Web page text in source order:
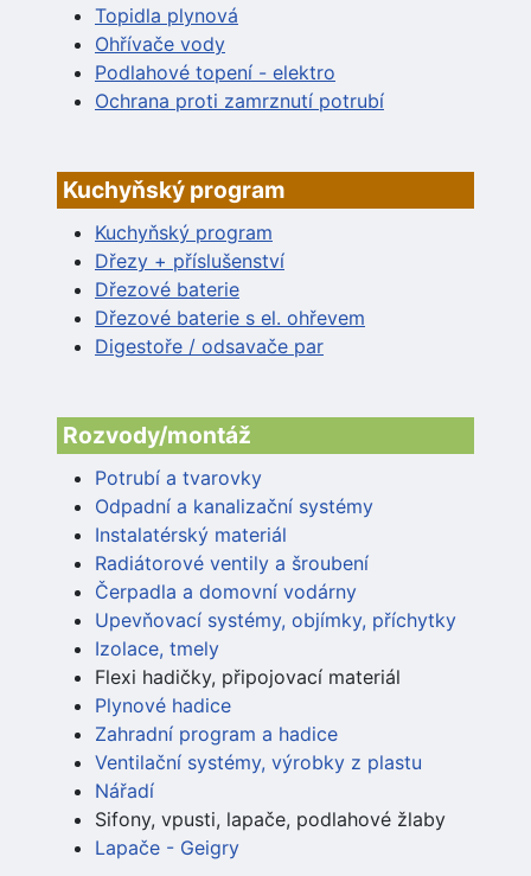
Topidla plynová
Ohřívače vody
Podlahové topení - elektro
Ochrana proti zamrznutí potrubí
Kuchyňský program
Kuchyňský program
Dřezy + příslušenství
Dřezové baterie
Dřezové baterie s el. ohřevem
Digestoře / odsavače par
Rozvody/montáž
Potrubí a tvarovky
Odpadní a kanalizační systémy
Instalatérský materiál
Radiátorové ventily a šroubení
Čerpadla a domovní vodárny
Upevňovací systémy, objímky, příchytky
Izolace, tmely
Flexi hadičky, připojovací materiál
Plynové hadice
Zahradní program a hadice
Ventilační systémy, výrobky z plastu
Nářadí
Sifony, vpusti, lapače, podlahové žlaby
Lapače - Geigry